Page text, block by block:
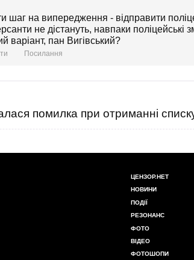
шаг на випередження - відправити
не дістануть, навпаки
варіант, пан Вигівський?
Посилання
помилка при отриманні
ЦЕНЗОР.НЕТ
НОВИНИ
ПОДІЇ
РЕЗОНАНС
ФОТО
ВІДЕО
ФОТОШОПИ